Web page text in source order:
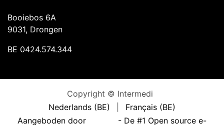
Booiebos 6A
9031, Drongen
BE 0424.574.344
Copyright © Intermedi
Nederlands (BE)
Français (BE)
Aangeboden door
- De #1 Open source e-